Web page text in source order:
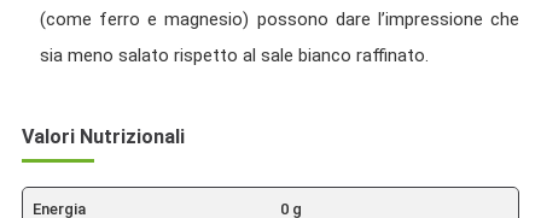
(come ferro e magnesio) possono dare l’impressione che
sia meno salato rispetto al sale bianco raffinato.
Valori Nutrizionali
Energia 0 g